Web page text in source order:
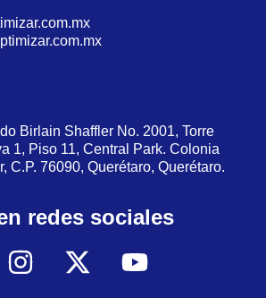
Birlain Shaffler No. 2001, Torre
1, Piso 11, Central Park. Colonia
C.P. 76090, Querétaro, Querétaro.
redes sociales